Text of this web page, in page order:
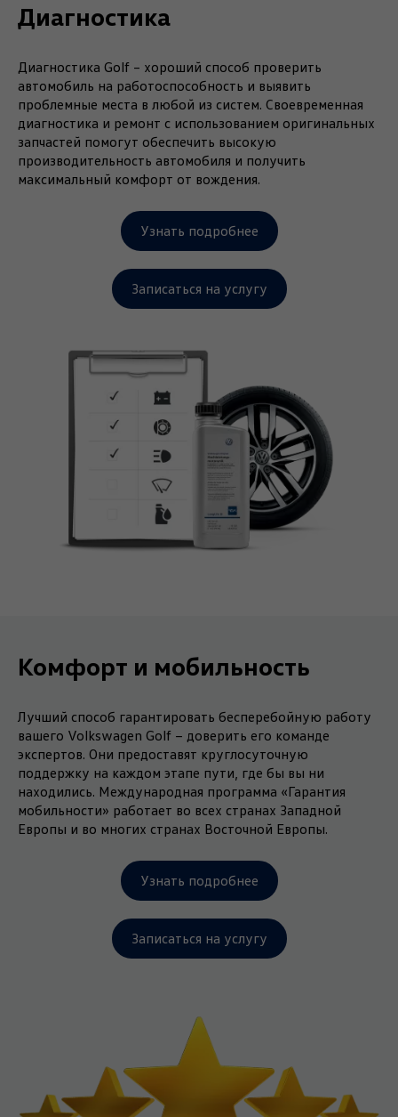
Диагностика
Диагностика Golf – хороший способ проверить
автомобиль на работоспособность и выявить
проблемные места в любой из систем. Своевременная
диагностика и ремонт с использованием оригинальных
запчастей помогут обеспечить высокую
производительность автомобиля и получить
максимальный комфорт от вождения.
Узнать подробнее
Записаться на услугу
Комфорт и мобильность
Лучший способ гарантировать бесперебойную работу
вашего Volkswagen Golf − доверить его команде
экспертов. Они предоставят круглосуточную
поддержку на каждом этапе пути, где бы вы ни
находились. Международная программа «Гарантия
мобильности» работает во всех странах Западной
Европы и во многих странах Восточной Европы.
Узнать подробнее
Записаться на услугу